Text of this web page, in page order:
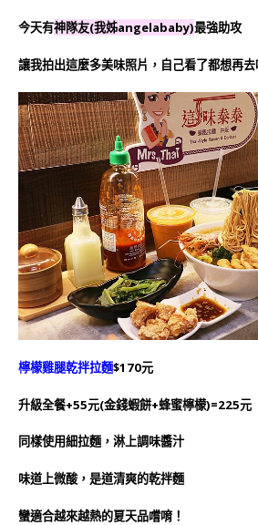
今天有神隊友(我姊angelababy)最強助攻
讓我拍出這麼多美味照片，自己看了都想再去
檸檬雞腿乾拌拉麵$170元
升級全餐+55元(金錢蝦餅+蜂蜜檸檬)=225元
同樣使用細拉麵 ，淋上調味醬汁
味道上微酸，是道清爽的乾拌麵
蠻適合越來越熱的夏天品嚐唷！